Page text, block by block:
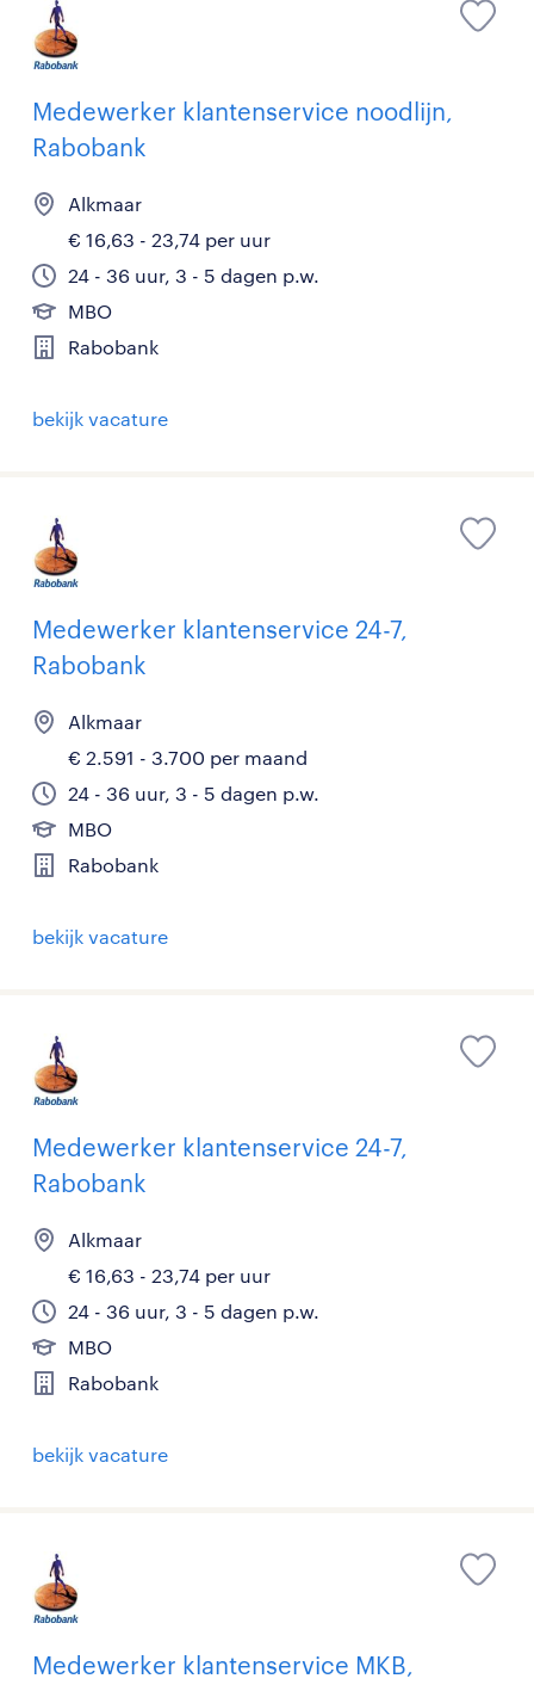
Medewerker klantenservice noodlijn,
Rabobank
Alkmaar
€ 16,63 - 23,74 per uur
24 - 36 uur, 3 - 5 dagen p.w.
MBO
Rabobank
bekijk vacature
Medewerker klantenservice 24-7,
Rabobank
Alkmaar
€ 2.591 - 3.700 per maand
24 - 36 uur, 3 - 5 dagen p.w.
MBO
Rabobank
bekijk vacature
Medewerker klantenservice 24-7,
Rabobank
Alkmaar
€ 16,63 - 23,74 per uur
24 - 36 uur, 3 - 5 dagen p.w.
MBO
Rabobank
bekijk vacature
Medewerker klantenservice MKB,